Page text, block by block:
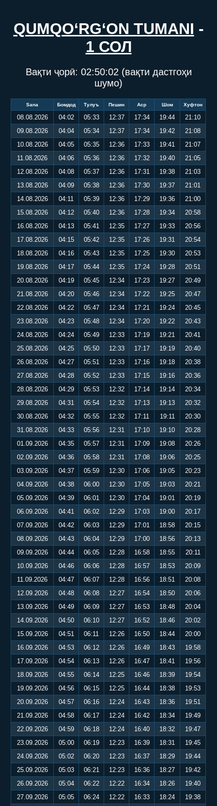
QUMQO‘RG‘ON TUMANI -
1 СОЛ
Вақти ҷорӣ: 02:50:03 (вақти дастгоҳи
шумо)
Sana Бомдод Тулуъ Пешин Аср Шом Хуфтон
08.08.2026 04:02 05:33 12:37 17:34 19:44
21:10
09.08.2026
04:04 05:34 12:37 17:34 19:42
21:08
10.08.2026
04:05 05:35 12:36 17:33 19:41
21:07
11.08.2026
04:06 05:36 12:36 17:32 19:40
21:05
12.08.2026
04:08 05:37 12:36 17:31 19:38
21:03
13.08.2026
04:09 05:38 12:36 17:30 19:37
21:01
14.08.2026
04:11 05:39 12:36 17:29 19:36
21:00
15.08.2026
04:12 05:40 12:36 17:28 19:34
20:58
16.08.2026
04:13 05:41 12:35 17:27 19:33
20:56
17.08.2026
04:15 05:42 12:35 17:26 19:31
20:54
18.08.2026
04:16 05:43 12:35 17:25 19:30
20:53
19.08.2026
04:17 05:44 12:35 17:24 19:28
20:51
20.08.2026
04:19 05:45 12:34 17:23 19:27
20:49
21.08.2026
04:20 05:46 12:34 17:22 19:25
20:47
22.08.2026
04:22 05:47 12:34 17:21 19:24
20:45
23.08.2026
04:23 05:48 12:34 17:20 19:22
20:43
24.08.2026
04:24 05:49 12:33 17:19 19:21
20:41
25.08.2026
04:25 05:50 12:33 17:17 19:19
20:40
26.08.2026
04:27 05:51 12:33 17:16 19:18
20:38
27.08.2026
04:28 05:52 12:33 17:15 19:16
20:36
28.08.2026
04:29 05:53 12:32 17:14 19:14
20:34
29.08.2026
04:31 05:54 12:32 17:13 19:13
20:32
30.08.2026
04:32 05:55 12:32 17:11 19:11
20:30
31.08.2026
04:33 05:56 12:31 17:10 19:10
20:28
01.09.2026
04:35 05:57 12:31 17:09 19:08
20:26
02.09.2026
04:36 05:58 12:31 17:08 19:06
20:25
03.09.2026
04:37 05:59 12:30 17:06 19:05
20:23
04.09.2026
04:38 06:00 12:30 17:05 19:03
20:21
05.09.2026
04:39 06:01 12:30 17:04 19:01
20:19
06.09.2026
04:41 06:02 12:29 17:03 19:00
20:17
07.09.2026
04:42 06:03 12:29 17:01 18:58
20:15
08.09.2026
04:43 06:04 12:29 17:00 18:56
20:13
09.09.2026
04:44 06:05 12:28 16:58 18:55
20:11
10.09.2026
04:46 06:06 12:28 16:57 18:53
20:09
11.09.2026
04:47 06:07 12:28 16:56 18:51
20:08
12.09.2026
04:48 06:08 12:27 16:54 18:50
20:06
13.09.2026
04:49 06:09 12:27 16:53 18:48
20:04
14.09.2026
04:50 06:10 12:27 16:52 18:46
20:02
15.09.2026
04:51 06:11 12:26 16:50 18:44
20:00
16.09.2026
04:53 06:12 12:26 16:49 18:43
19:58
17.09.2026
04:54 06:13 12:26 16:47 18:41
19:56
18.09.2026
04:55 06:14 12:25 16:46 18:39
19:54
19.09.2026
04:56 06:15 12:25 16:44 18:38
19:53
20.09.2026
04:57 06:16 12:24 16:43 18:36
19:51
21.09.2026
04:58 06:17 12:24 16:42 18:34
19:49
22.09.2026
04:59 06:18 12:24 16:40 18:32
19:47
23.09.2026
05:00 06:19 12:23 16:39 18:31
19:45
24.09.2026
05:02 06:20 12:23 16:37 18:29
19:44
25.09.2026
05:03 06:21 12:23 16:36 18:27
19:42
26.09.2026
05:04 06:22 12:22 16:34 18:26
19:40
27.09.2026
05:05 06:24 12:22 16:33 18:24
19:38